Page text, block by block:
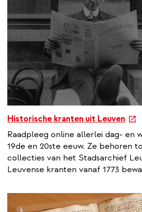
Historische kranten uit Leuven
e
x
t
r
Raadpleeg online allerlei dag- en
19de en 20ste eeuw. Ze behoren
collecties van het Stadsarchief
Leuvense kranten vanaf 1773